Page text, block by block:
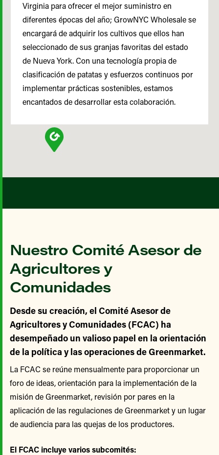
Nuestro Comité Asesor de
Agricultores y
Comunidades
Desde su creación, el Comité Asesor de
Agricultores y Comunidades (FCAC) ha
desempeñado un valioso papel en la orientación
de la política y las operaciones de Greenmarket.
La FCAC se reúne mensualmente para proporcionar un
foro de ideas, orientación para la implementación de la
misión de Greenmarket, revisión por pares en la
aplicación de las regulaciones de Greenmarket y un lugar
de audiencia para las quejas de los productores.
El FCAC incluye varios subcomités:
Virginia para ofrecer el mejor suministro en
diferentes épocas del año; GrowNYC Wholesale se
encargará de adquirir los cultivos que ellos han
seleccionado de sus granjas favoritas del estado
de Nueva York. Con una tecnología propia de
clasificación de patatas y esfuerzos continuos por
implementar prácticas sostenibles, estamos
encantados de desarrollar esta colaboración.